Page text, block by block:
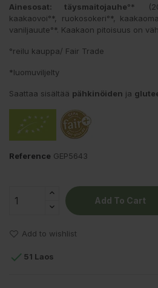
Ainesosat: täysmaitojauhe°*
kaakaovoi°*, ruokosokeri°*,
vaniljauute°*. Kaakaon pitoisuus on
°reilu kauppa/ Fair Trade
*luomuviljelty
Saattaa sisältää pähkinöiden ja
Reference GEP5643
Add To Cart
Add to wishlist
 51 Laos